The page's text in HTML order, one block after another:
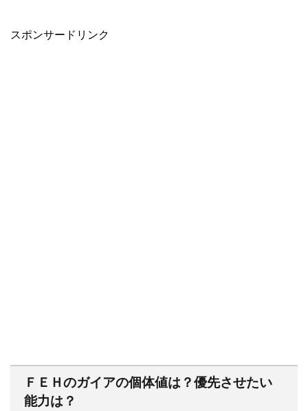
スポンサードリンク
ＦＥＨのガイアの個体値は？優先させたい
能力は？